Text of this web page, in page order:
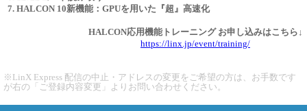
7. HALCON 10新機能：GPUを用いた『超』高速化
HALCON応用機能トレーニング お申し込みはこちら↓
https://linx.jp/event/training/
※LinX Express 配信の中止・アドレスの変更をご希望の方は、お手数です
が右の「ご登録内容変更」よりお問い合わせください。